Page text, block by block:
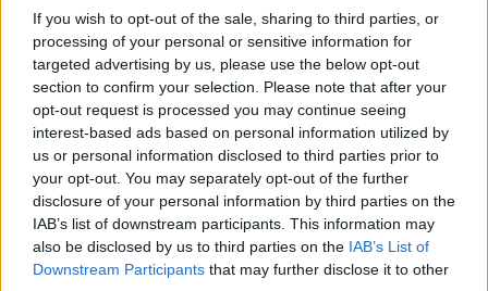
If you wish to opt-out of the sale, sharing to third parties, or
processing of your personal or sensitive information for
targeted advertising by us, please use the below opt-out
section to confirm your selection. Please note that after your
opt-out request is processed you may continue seeing
interest-based ads based on personal information utilized by
us or personal information disclosed to third parties prior to
your opt-out. You may separately opt-out of the further
disclosure of your personal information by third parties on the
IAB’s list of downstream participants. This information may
also be disclosed by us to third parties on the IAB’s List of
Downstream Participants that may further disclose it to other
akkumulátorcsomaggal és 322 lóerős (240 kW)
villanymotorral szerelt, amely 545 newtonméter
nyomaték leadására képes. Ezekkel az értékekkel
a jelenlegi csúcsmodell 5,7 másodperc alatt
gyorsul álló helyzetből 100 kilométer/órás
sebességre, hatótávolsága pedig elérheti a 602
kilométert is.